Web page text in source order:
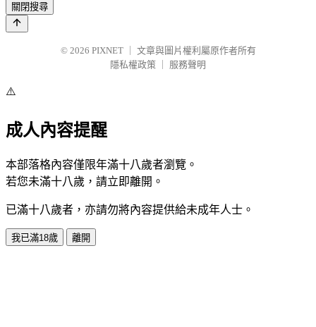
關閉搜尋
© 2026 PIXNET
文章與圖片權利屬原作者所有
隱私權政策
服務聲明
⚠️
成人內容提醒
本部落格內容僅限年滿十八歲者瀏覽。
若您未滿十八歲，請立即離開。
已滿十八歲者，亦請勿將內容提供給未成年人士。
我已滿18歲 離開